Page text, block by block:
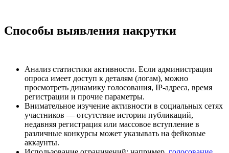
Способы выявления накрутки
Анализ статистики активности. Если администрация
опроса имеет доступ к деталям (логам), можно
просмотреть динамику голосования, IP-адреса, время
регистрации и прочие параметры.
Внимательное изучение активности в социальных сетях
участников — отсутствие истории публикаций,
недавняя регистрация или массовое вступление в
различные конкурсы может указывать на фейковые
аккаунты.